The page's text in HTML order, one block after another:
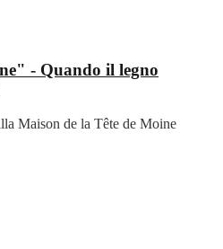
- Quando il legno
Maison de la Tête de Moine